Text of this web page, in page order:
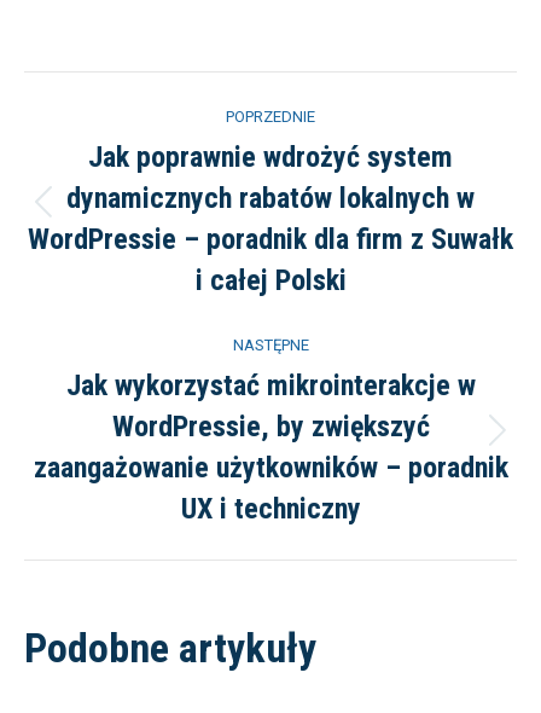
Nawigacja
wpisów
POPRZEDNIE
wpis:
Jak poprawnie wdrożyć system
dynamicznych rabatów lokalnych w
WordPressie – poradnik dla firm z Suwałk
i całej Polski
NASTĘPNE
Następny
wpis:
Jak wykorzystać mikrointerakcje w
WordPressie, by zwiększyć
zaangażowanie użytkowników – poradnik
UX i techniczny
Podobne artykuły